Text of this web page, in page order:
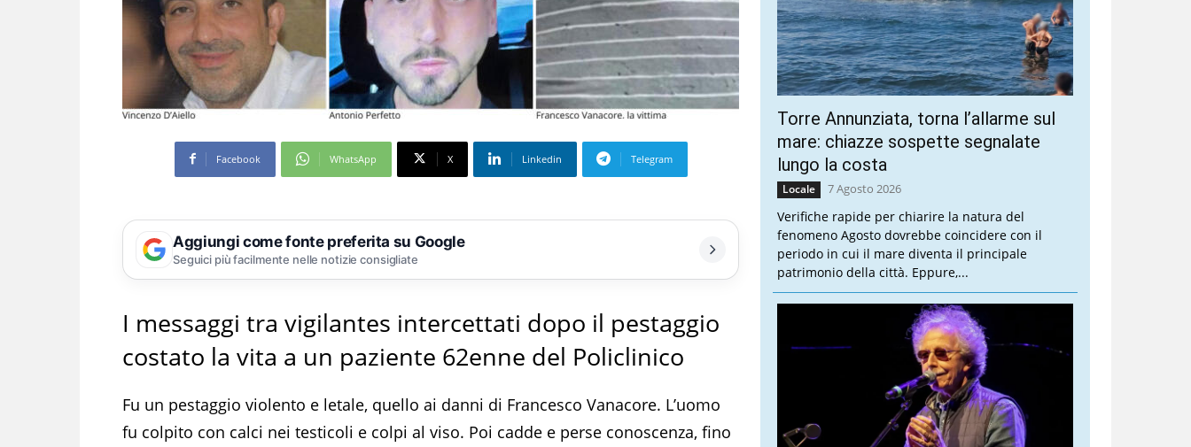
Facebook WhatsApp X Linkedin Telegram
Aggiungi come fonte preferita su Google
Seguici più facilmente nelle notizie consigliate
I messaggi tra vigilantes intercettati dopo il pestaggio
costato la vita a un paziente 62enne del Policlinico
Fu un pestaggio violento e letale, quello ai danni di Francesco Vanacore. L’uomo
fu colpito con calci nei testicoli e colpi al viso. Poi cadde e perse conoscenza, fino
Torre Annunziata, torna l’allarme sul
mare: chiazze sospette segnalate
lungo la costa
Locale 7 Agosto 2026
Verifiche rapide per chiarire la natura del
fenomeno Agosto dovrebbe coincidere con il
periodo in cui il mare diventa il principale
patrimonio della città. Eppure,...